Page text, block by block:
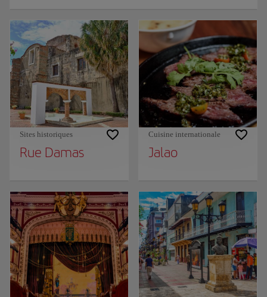
Sites historiques
Rue Damas
Cuisine internationale
Jalao